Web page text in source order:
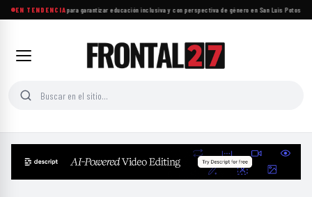
EN TENDENCIA
Proponen reformas para garantizar educación inclusiva y con perspectiva de género en San Luis Potosí·